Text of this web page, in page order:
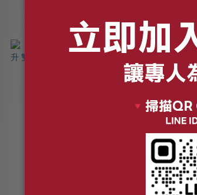
能效 琉璃黑 / 琉璃白